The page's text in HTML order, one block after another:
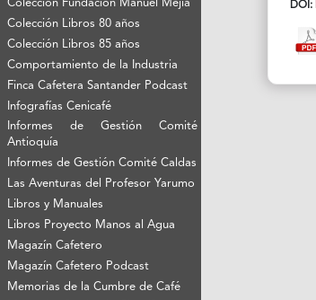
Colección Fundación Manuel Mejía
Colección Libros 80 años
Colección Libros 85 años
Comportamiento de la Industria
Finca Cafetera Santander Podcast
Infografías Cenicafé
Informes de Gestión Comité
Antioquía
Informes de Gestión Comité Caldas
Las Aventuras del Profesor Yarumo
Libros y Manuales
Libros Proyecto Manos al Agua
Magazín Cafetero
Magazín Cafetero Podcast
Memorias de la Cumbre de Café
DOI: